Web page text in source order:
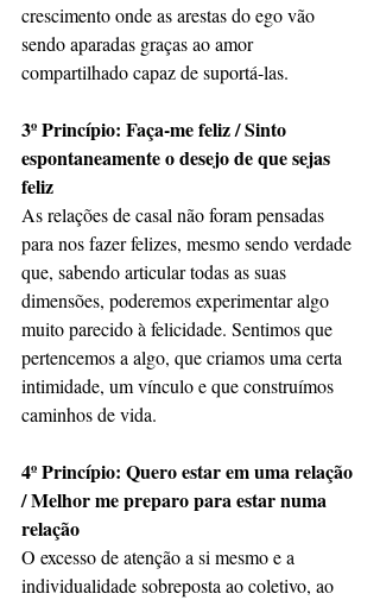
crescimento onde as arestas do ego vão
sendo aparadas graças ao amor
compartilhado capaz de suportá-las.
3º Princípio: Faça-me feliz / Sinto
espontaneamente o desejo de que sejas
feliz
As relações de casal não foram pensadas
para nos fazer felizes, mesmo sendo verdade
que, sabendo articular todas as suas
dimensões, poderemos experimentar algo
muito parecido à felicidade. Sentimos que
pertencemos a algo, que criamos uma certa
intimidade, um vínculo e que construímos
caminhos de vida.
4º Princípio: Quero estar em uma relação
/ Melhor me preparo para estar numa
relação
O excesso de atenção a si mesmo e a
individualidade sobreposta ao coletivo, ao